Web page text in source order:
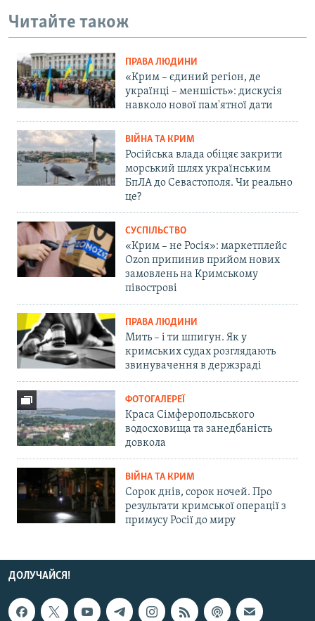
Читайте також
ПРАВА ЛЮДИНИ
«Крим – єдиний регіон, де
українці – меншість»: дискусія
навколо нової пам'ятної дати
ВІЙНА ТА КРИМ
Російська влада обіцяє закрити
морський шлях українським
БпЛА до Севастополя. Чи реально
це?
СУСПІЛЬСТВО
«Крим – не Росія»: маркетплейс
Ozon припинив прийом нових
замовлень на Кримському
півострові
ПРАВА ЛЮДИНИ
Мить – і ти шпигун. Як у
кримських судах розглядають
звинувачення в держзраді
ФОТОГАЛЕРЕЇ
Краса Сімферопольського
водосховища та занедбаність
довкола
ВІЙНА ТА КРИМ
Сорок днів, сорок ночей. Про
результати кримської операції з
примусу Росії до миру
ДОЛУЧАЙСЯ!